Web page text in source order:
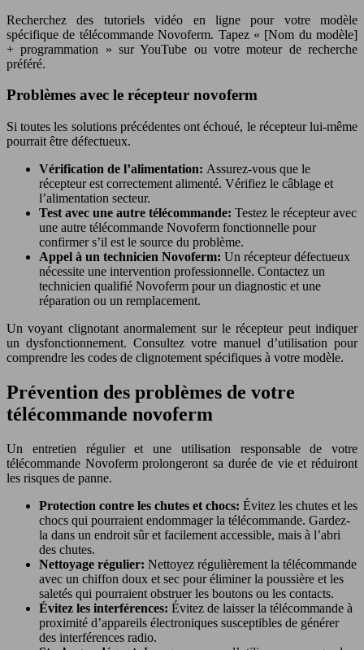
Recherchez des tutoriels vidéo en ligne pour votre modèle
spécifique de télécommande Novoferm. Tapez « [Nom du modèle]
+ programmation » sur YouTube ou votre moteur de recherche
préféré.
Problèmes avec le récepteur novoferm
Si toutes les solutions précédentes ont échoué, le récepteur lui-même
pourrait être défectueux.
Vérification de l’alimentation: Assurez-vous que le
récepteur est correctement alimenté. Vérifiez le câblage et
l’alimentation secteur.
Test avec une autre télécommande: Testez le récepteur avec
une autre télécommande Novoferm fonctionnelle pour
confirmer s’il est le source du problème.
Appel à un technicien Novoferm: Un récepteur défectueux
nécessite une intervention professionnelle. Contactez un
technicien qualifié Novoferm pour un diagnostic et une
réparation ou un remplacement.
Un voyant clignotant anormalement sur le récepteur peut indiquer
un dysfonctionnement. Consultez votre manuel d’utilisation pour
comprendre les codes de clignotement spécifiques à votre modèle.
Prévention des problèmes de votre
télécommande novoferm
Un entretien régulier et une utilisation responsable de votre
télécommande Novoferm prolongeront sa durée de vie et réduiront
les risques de panne.
Protection contre les chutes et chocs: Évitez les chutes et les
chocs qui pourraient endommager la télécommande. Gardez-
la dans un endroit sûr et facilement accessible, mais à l’abri
des chutes.
Nettoyage régulier: Nettoyez régulièrement la télécommande
avec un chiffon doux et sec pour éliminer la poussière et les
saletés qui pourraient obstruer les boutons ou les contacts.
Évitez les interférences: Évitez de laisser la télécommande à
proximité d’appareils électroniques susceptibles de générer
des interférences radio.